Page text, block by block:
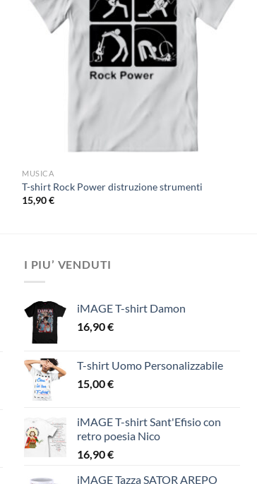
MUSICA
T-shirt Rock Power distruzione strumenti
15,90€
I PIU’ VENDUTI
iMAGE T-shirt Damon
16,90€
T-shirt Uomo Personalizzabile
15,00€
iMAGE T-shirt Sant'Efisio con
retro poesia Nico
16,90€
iMAGE Tazza SATOR AREPO